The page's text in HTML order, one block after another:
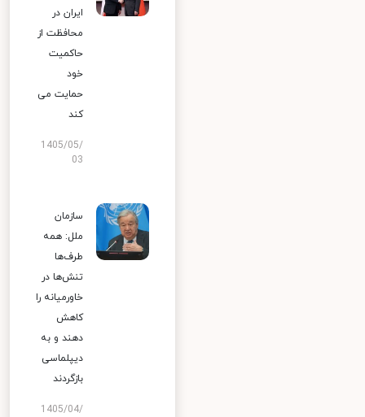
ایران در
محافظت از
حاکمیت
خود
حمایت می
کند
1405/05/
03
سازمان
ملل: همه
طرف‌ها
تنش‌ها در
خاورمیانه را
کاهش
دهند و به
دیپلماسی
بازگردند
1405/04/